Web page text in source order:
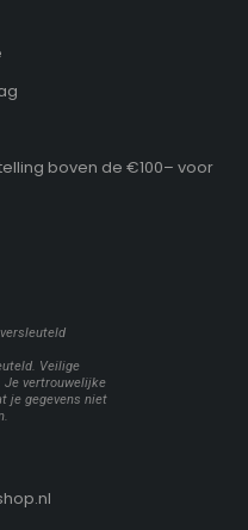
boven de €100– voor
Veilige
Je vertrouwelijke
je gegevens niet